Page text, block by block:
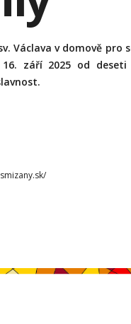
Václava v domově pro
září 2025 od deseti